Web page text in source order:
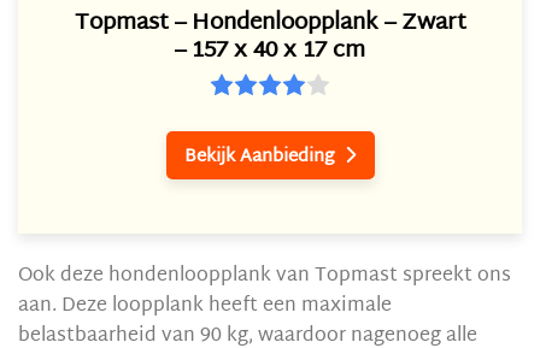
Topmast – Hondenloopplank – Zwart
– 157 x 40 x 17 cm
Bekijk Aanbieding 
Ook deze hondenloopplank van Topmast spreekt ons
aan. Deze loopplank heeft een maximale
belastbaarheid van 90 kg, waardoor nagenoeg alle